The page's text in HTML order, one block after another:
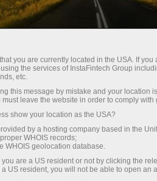
you are currently located in the USA. If
the services of InstaFintech Group
etc.
this message by mistake and your location
leave the website in order to comply
show your location as the USA?
by a hosting company based in the
WHOIS records;
WHOIS geolocation database.
are a US resident or not by clicking the
US resident, you will not be able to open an